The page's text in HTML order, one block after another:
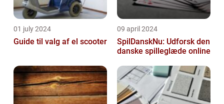
01 july 2024
Guide til valg af el scooter
09 april 2024
SpilDanskNu: Udforsk den
danske spilleglæde online